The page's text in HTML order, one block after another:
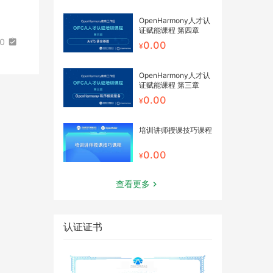
OpenHarmony人才认
证赋能课程 第四章
0.00
OpenHarmony人才认
证赋能课程 第三章
0.00
培训讲师授课技巧课程
0.00
查看更多
认证证书